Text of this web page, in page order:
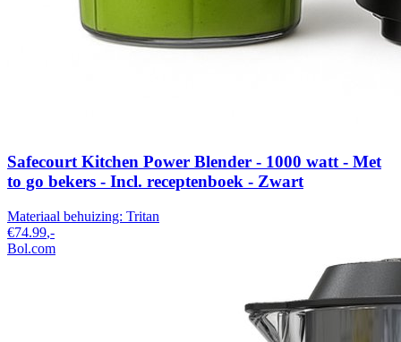
Safecourt Kitchen Power Blender - 1000 watt - Met
to go bekers - Incl. receptenboek - Zwart
Materiaal behuizing: Tritan
€74.99,-
Bol.com